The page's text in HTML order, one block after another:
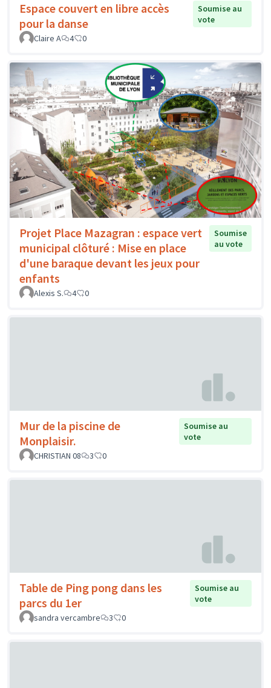
Espace couvert en libre accès
pour la danse
Soumise au
vote
Claire A
4 0
Projet Place Mazagran : espace vert
municipal clôturé : Mise en place
d'une baraque devant les jeux pour
enfants
Soumise
au vote
Alexis S. 4 0
Mur de la piscine de
Monplaisir.
Soumise au
vote
CHRISTIAN 08
3 0
Table de Ping pong dans les
parcs du 1er
Soumise au
vote
sandra vercambre
3 0